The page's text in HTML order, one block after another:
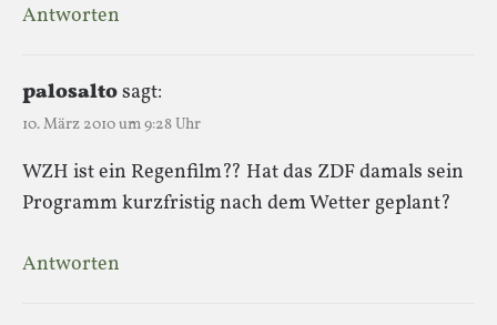
Antworten
palosaltosagt:
10. März 2010 um 9:28 Uhr
WZH ist ein Regenfilm?? Hat das ZDF damals sein
Programm kurzfristig nach dem Wetter geplant?
Antworten